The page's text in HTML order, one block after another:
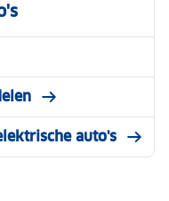
auto's